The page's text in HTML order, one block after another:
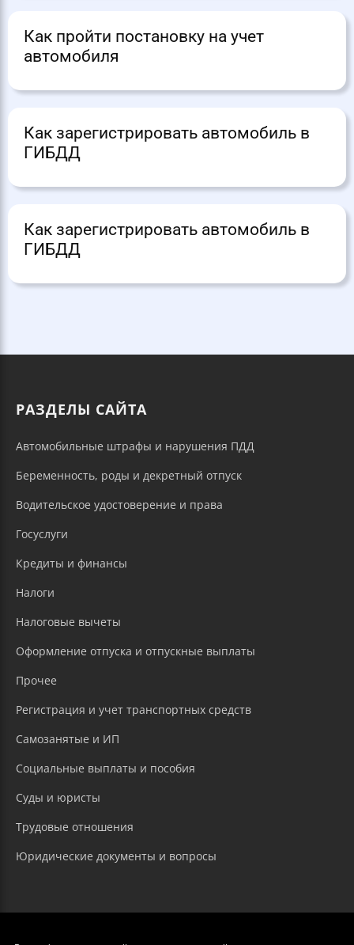
Как пройти постановку на учет
автомобиля
Как зарегистрировать автомобиль в
ГИБДД
Как зарегистрировать автомобиль в
ГИБДД
РАЗДЕЛЫ САЙТА
Автомобильные штрафы и нарушения ПДД
Беременность, роды и декретный отпуск
Водительское удостоверение и права
Госуслуги
Кредиты и финансы
Налоги
Налоговые вычеты
Оформление отпуска и отпускные выплаты
Прочее
Регистрация и учет транспортных средств
Самозанятые и ИП
Социальные выплаты и пособия
Суды и юристы
Трудовые отношения
Юридические документы и вопросы